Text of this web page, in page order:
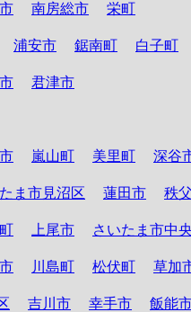
南房総市 栄町
浦安市 鋸南町 白子町
君津市
嵐山町 美里町 深谷
ま市見沼区 蓮田市 秩
上尾市 さいたま市中
川島町 松伏町 草加
吉川市 幸手市 飯能